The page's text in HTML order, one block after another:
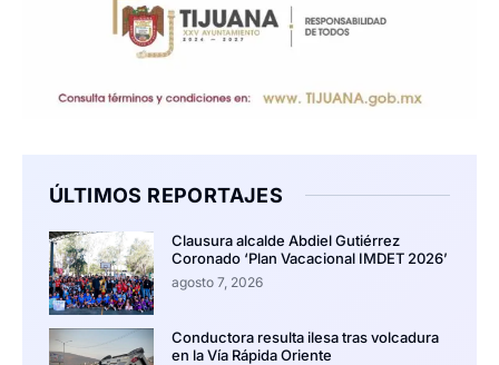
ÚLTIMOS REPORTAJES
Clausura alcalde Abdiel Gutiérrez
Coronado ‘Plan Vacacional IMDET 2026’
agosto 7, 2026
Conductora resulta ilesa tras volcadura
en la Vía Rápida Oriente